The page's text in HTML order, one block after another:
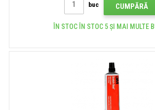
buc CUMPĂRĂ
ÎN STOC ÎN STOC 5 ȘI MAI MULTE